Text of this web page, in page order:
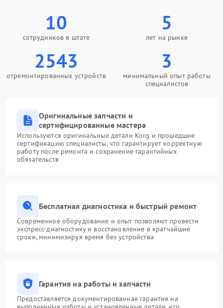
10
сотрудников в штате
5
лет на рынке
2543
отремонтированных устройств
3
минимальный опыт работы
специалистов
Оригинальные запчасти и
сертифицированные мастера
Используются оригинальные детали Korg и прошедшие
сертификацию специалисты, что гарантирует корректную
работу после ремонта и сохранение гарантийных
обязательств
Бесплатная диагностика и быстрый ремонт
Современное оборудование и опыт позволяют провести
экспресс-диагностику и восстановление в кратчайшие
сроки, минимизируя время без устройства
Гарантия на работы и запчасти
Предоставляется документированная гарантия на